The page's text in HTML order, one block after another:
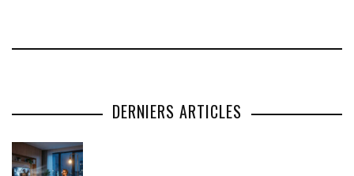
DERNIERS ARTICLES